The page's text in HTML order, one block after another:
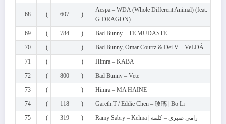
68 ( 607 )
Aespa – WDA (Whole Different Animal) (feat.
G-DRAGON)
69
( 784 )
Bad Bunny – TE MUDASTE
70
( )
Bad Bunny, Omar Courtz & Dei V – VeLDÁ
71
( )
Himra – KABA
72
( 800 )
Bad Bunny – Vete
73
( )
Himra – MA HAINE
74
( 118 )
Gareth.T / Eddie Chen – 玻璃 | Bo Li
75
( 319 )
Ramy Sabry – Kelma | رامي صبري – كلمه